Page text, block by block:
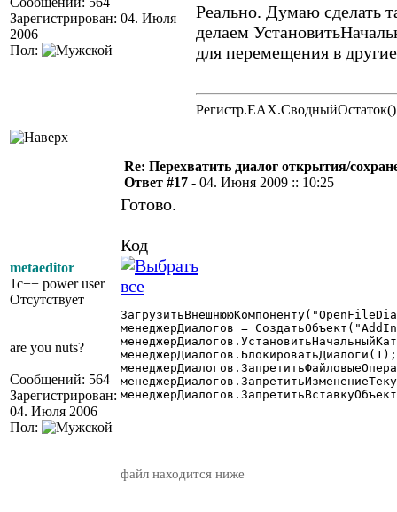
Зарегистрирован: 04. Июля
2006
Пол:
Реально. Думаю сделать
делаем
для перемещения в
Регистр.EAX.СводныйОстаток()
metaeditor
1c++ power user
Отсутствует
are you nuts?
Сообщений: 564
Зарегистрирован:
04. Июля 2006
Пол:
Re: Перехватить диалог открытия/
Ответ #17 - 04. Июня 2009 :: 10:25
Готово.
Код
менеджерДиалогов =
файл находится ниже